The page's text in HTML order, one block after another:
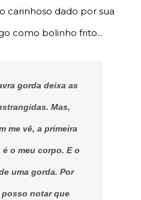
carinhoso dado por sua
como bolinho frito...
gorda deixa as
Mas,
me vê, a primeira
o meu corpo. E o
uma gorda. Por
posso notar que